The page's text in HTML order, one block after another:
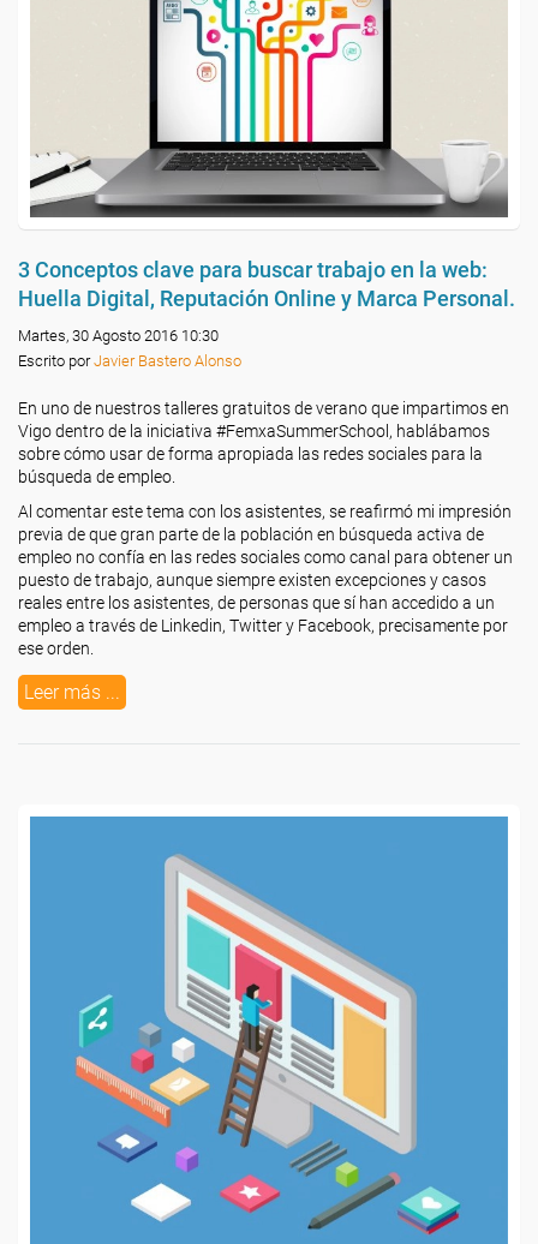
3 Conceptos clave para buscar trabajo en la web:
Huella Digital, Reputación Online y Marca Personal.
Martes, 30 Agosto 2016 10:30
Escrito porJavier Bastero Alonso
En uno de nuestros talleres gratuitos de verano que impartimos en
Vigo dentro de la iniciativa #FemxaSummerSchool, hablábamos
sobre cómo usar de forma apropiada las redes sociales para la
búsqueda de empleo.
Al comentar este tema con los asistentes, se reafirmó mi impresión
previa de que gran parte de la población en búsqueda activa de
empleo no confía en las redes sociales como canal para obtener un
puesto de trabajo, aunque siempre existen excepciones y casos
reales entre los asistentes, de personas que sí han accedido a un
empleo a través de Linkedin, Twitter y Facebook, precisamente por
ese orden.
Leer más ...